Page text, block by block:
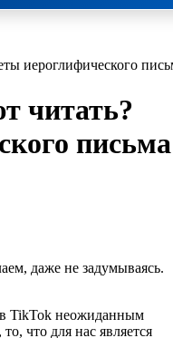
иероглифического
читать?
письма
в TikTok неожиданным
что для нас является